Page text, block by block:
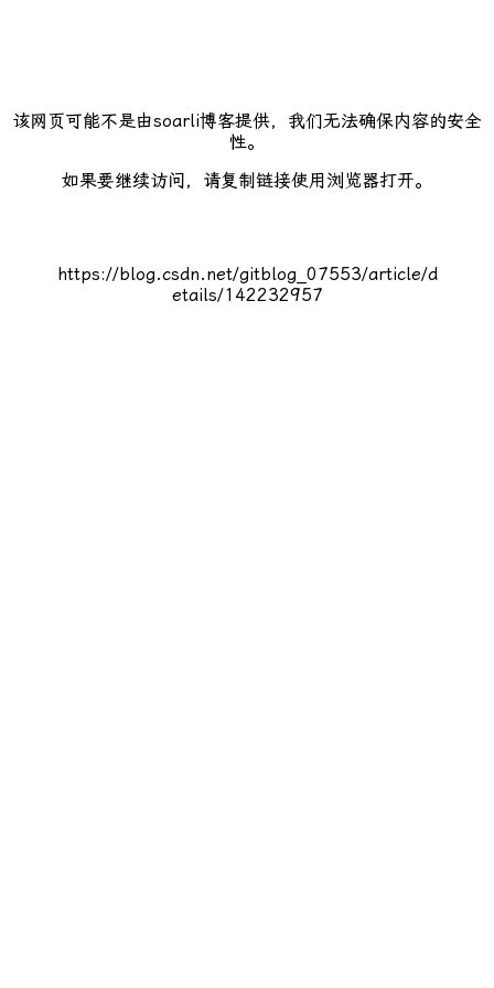
该网页可能不是由soarli博客提供，我们无法确保内容的安全
性。
如果要继续访问，请复制链接使用浏览器打开。
https://blog.csdn.net/gitblog_07553/article/d
etails/142232957